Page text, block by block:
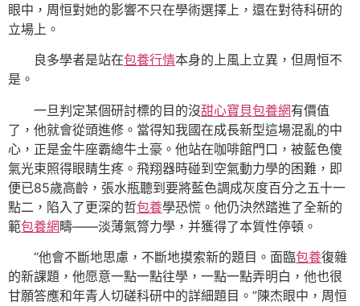
眼中，周恒對她的影響不只在學術選擇上，還在對待科研的
立場上。
良多學者是站在包養行情本身的上風上立異，但周恒不
是。
一旦判定某個研討標的目的沒甜心寶貝包養網有價值
了，他就會從頭進修。當得知我國在成長新型這場混亂的中
心，正是金牛座霸總牛土豪。他站在咖啡館門口，被藍色傻
氣光束照得眼睛生疼。飛翔器時碰到空氣動力學的困難，即
便已85歲高齡，張水瓶聽到要將藍色調成灰度百分之五十一
點二，陷入了更深的哲包養學恐慌。他仍決然踏進了全新的
範包養網疇——淡薄氣膂力學，并獲得了本質性停頓。
“他會不斷地思慮，不斷地摸索新的題目。面臨包養復雜
的新課題，他愿意一點一點往學，一點一點弄明白，他也很
甘願答應和年青人切磋科研中的詳細題目。”陳杰眼中，周恒